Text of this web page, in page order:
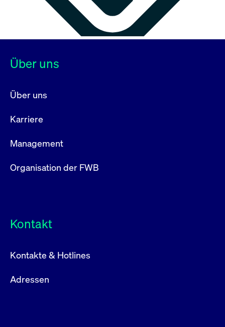
Über uns
Über uns
Karriere
Management
Organisation der FWB
Kontakt
Kontakte & Hotlines
Adressen